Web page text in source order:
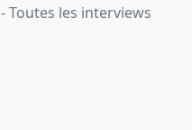
- Toutes les interviews